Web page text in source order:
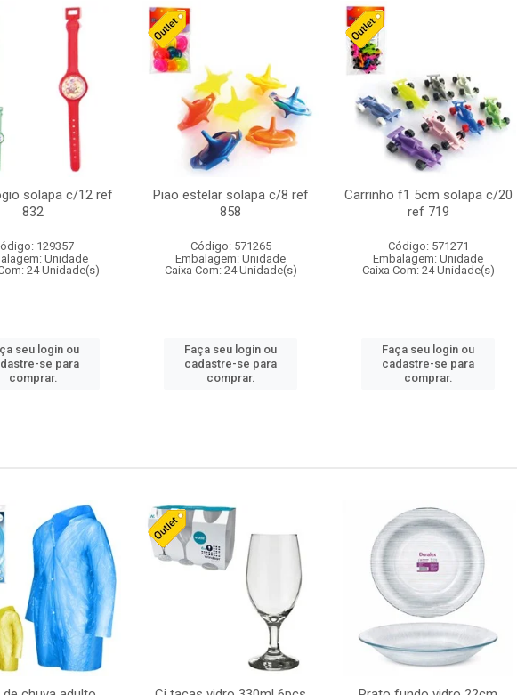
solapa c/12 ref
832
129357
Unidade
24 Unidade(s)
seu login ou
se para
comprar.
Piao estelar solapa c/8 ref
858
Código: 571265
Embalagem: Unidade
Caixa Com: 24 Unidade(s)
Faça seu login ou
cadastre-se para
comprar.
Carrinho f1 5cm solapa c/20
ref 719
Código: 571271
Embalagem: Unidade
Caixa Com: 24 Unidade(s)
Faça seu login ou
cadastre-se para
comprar.